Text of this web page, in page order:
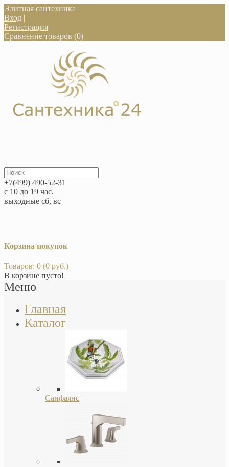
Элитная сантехника
Вход |
Регистрация
Сравнение товаров (0)
+7(499) 490-52-31
с 10 до 19 час.
выходные сб, вс
Корзина покупок
Товаров: 0 (0 руб.)
В корзине пусто!
Меню
Главная
Каталог
Санфаянс